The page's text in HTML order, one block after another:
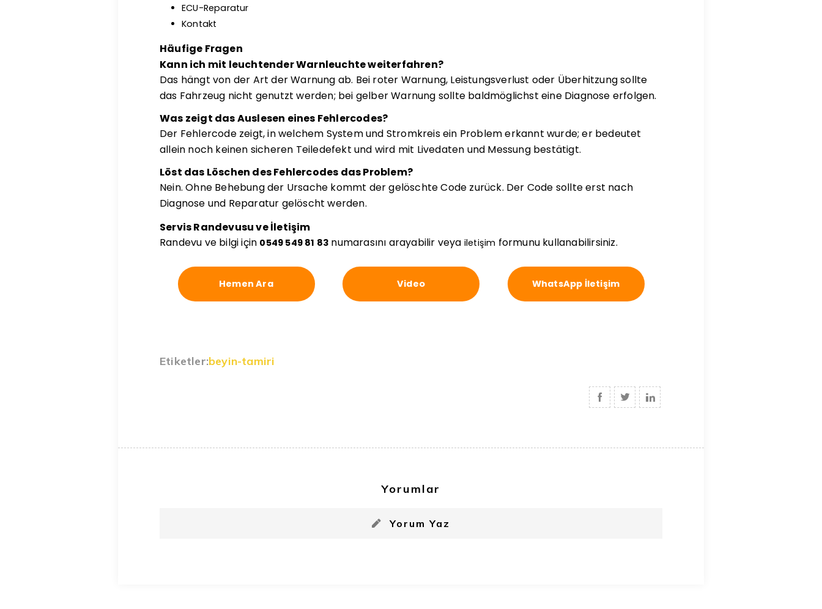
ECU-Reparatur
Kontakt
Häufige Fragen
Kann ich mit leuchtender Warnleuchte weiterfahren?
Das hängt von der Art der Warnung ab. Bei roter Warnung, Leistungsverlust oder Überhitzung sollte
das Fahrzeug nicht genutzt werden; bei gelber Warnung sollte baldmöglichst eine Diagnose erfolgen.
Was zeigt das Auslesen eines Fehlercodes?
Der Fehlercode zeigt, in welchem System und Stromkreis ein Problem erkannt wurde; er bedeutet
allein noch keinen sicheren Teiledefekt und wird mit Livedaten und Messung bestätigt.
Löst das Löschen des Fehlercodes das Problem?
Nein. Ohne Behebung der Ursache kommt der gelöschte Code zurück. Der Code sollte erst nach
Diagnose und Reparatur gelöscht werden.
Servis Randevusu ve İletişim
Randevu ve bilgi için 0549 549 81 83 numarasını arayabilir veya iletişim formunu kullanabilirsiniz.
Hemen Ara Video WhatsApp İletişim
Etiketler:beyin-tamiri
Yorumlar
Yorum Yaz